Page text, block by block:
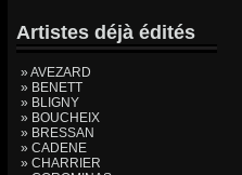
Artistes déjà édités
» AVEZARD
» BENETT
» BLIGNY
» BOUCHEIX
» BRESSAN
» CADENE
» CHARRIER